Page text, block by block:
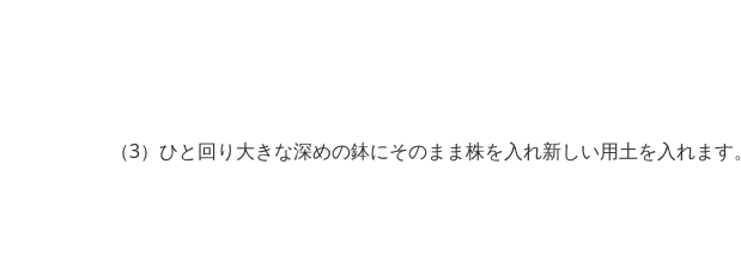
（3）ひと回り大きな深めの鉢にそのまま株を入れ新しい用土を入れます。